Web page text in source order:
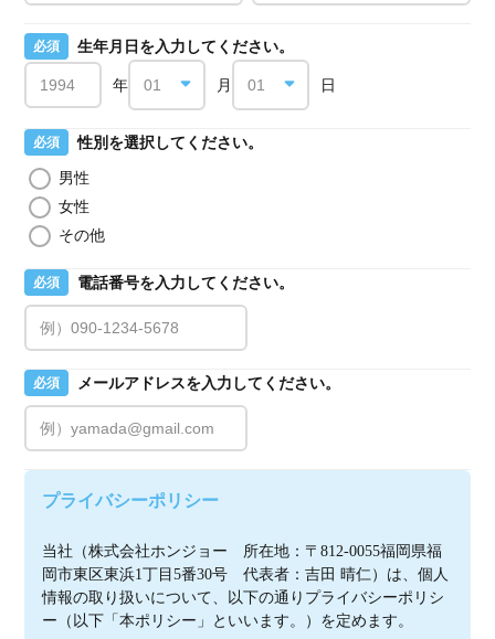
必須 生年月日を入力してください。
年 月 日
必須
性別を選択してください。
男性
女性
その他
必須 電話番号を入力してください。
必須 メールアドレスを入力してください。
プライバシーポリシー
当社（株式会社ホンジョー　所在地：〒812-0055福岡県福
岡市東区東浜1丁目5番30号　代表者：吉田 晴仁）は、個人
情報の取り扱いについて、以下の通りプライバシーポリシ
ー（以下「本ポリシー」といいます。）を定めます。